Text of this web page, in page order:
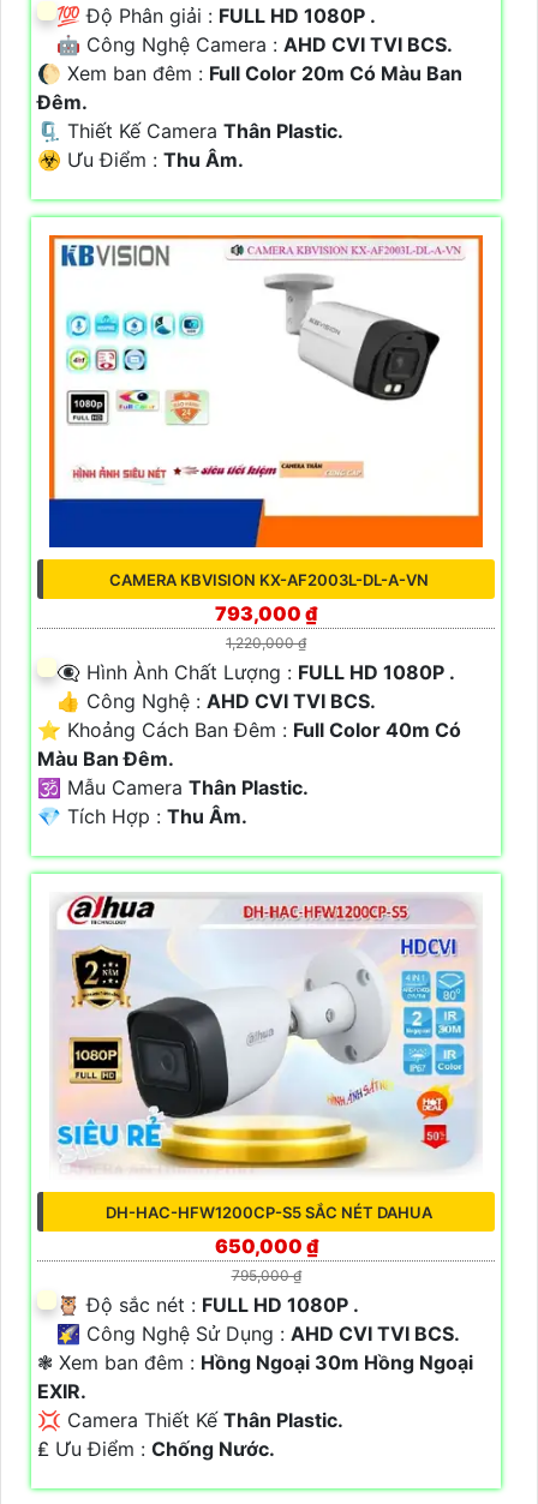
💯 Độ Phân giải : FULL HD 1080P .
🤖️ Công Nghệ Camera : AHD CVI TVI BCS.
🌔 Xem ban đêm : Full Color 20m Có Màu Ban
Ðêm.
🗜️ Thiết Kế Camera Thân Plastic.
️☣️ Ưu Điểm : Thu Âm.
CAMERA KBVISION KX-AF2003L-DL-A-VN
793,000 ₫
1,220,000 ₫
👁️‍🗨 Hình Ành Chất Lượng : FULL HD 1080P .
👍 Công Nghệ : AHD CVI TVI BCS.
⭐ Khoảng Cách Ban Đêm : Full Color 40m Có
Màu Ban Ðêm.
🕉️ Mẫu Camera Thân Plastic.
️💎 Tích Hợp : Thu Âm.
DH-HAC-HFW1200CP-S5 SẮC NÉT DAHUA
650,000 ₫
795,000 ₫
🦉 Độ sắc nét : FULL HD 1080P .
🌠 Công Nghệ Sử Dụng : AHD CVI TVI BCS.
❃ Xem ban đêm : Hồng Ngoại 30m Hồng Ngoại
EXIR.
💢 Camera Thiết Kế Thân Plastic.
️₤ Ưu Điểm : Chống Nước.